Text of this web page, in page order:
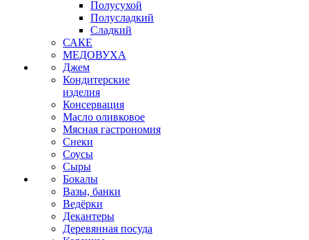
Полусухой
Полусладкий
Сладкий
САКЕ
МЕДОВУХА
Джем
Кондитерские
изделия
Консервация
Масло оливковое
Мясная гастрономия
Снеки
Соусы
Сыры
Бокалы
Вазы, банки
Ведёрки
Декантеры
Деревянная посуда